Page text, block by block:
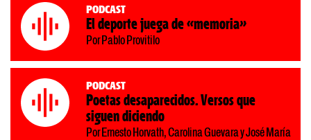
Podcast
El deporte juega de «memoria»
Por Pablo Provitilo
Podcast
Poetas desaparecidos. Versos que
siguen diciendo
Por Ernesto Horvath, Carolina Guevara y José María